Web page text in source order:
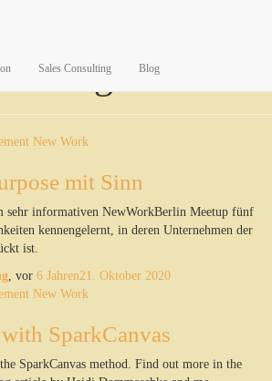
Sales Consulting Blog
Management
New Work
mit Sinn
sehr informativen NewWorkBerlin Meetup fünf
kennengelernt, in deren Unternehmen der
ist.
, vor 6 Jahren21. Oktober 2020
New Work
SparkCanvas
SparkCanvas method. Find out more in the